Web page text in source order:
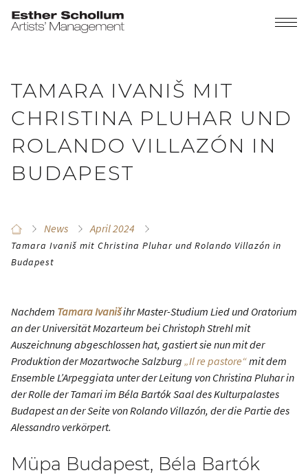
TAMARA IVANIŠ MIT
CHRISTINA PLUHAR UND
ROLANDO VILLAZÓN IN
BUDAPEST
News April 2024
Tamara Ivaniš mit Christina Pluhar und Rolando Villazón in
Budapest
Nachdem Tamara Ivanišihr Master-Studium Lied und Oratorium
an der Universität Mozarteum bei Christoph Strehl mit
Auszeichnung abgeschlossen hat, gastiert sie nun mit der
Produktion der Mozartwoche Salzburg „Il re pastore“mit dem
Ensemble L’Arpeggiata unter der Leitung von Christina Pluhar in
der Rolle der Tamari im Béla Bartók Saal des Kulturpalastes
Budapest an der Seite von Rolando Villazón, der die Partie des
Alessandro verkörpert.
Müpa Budapest, Béla Bartók